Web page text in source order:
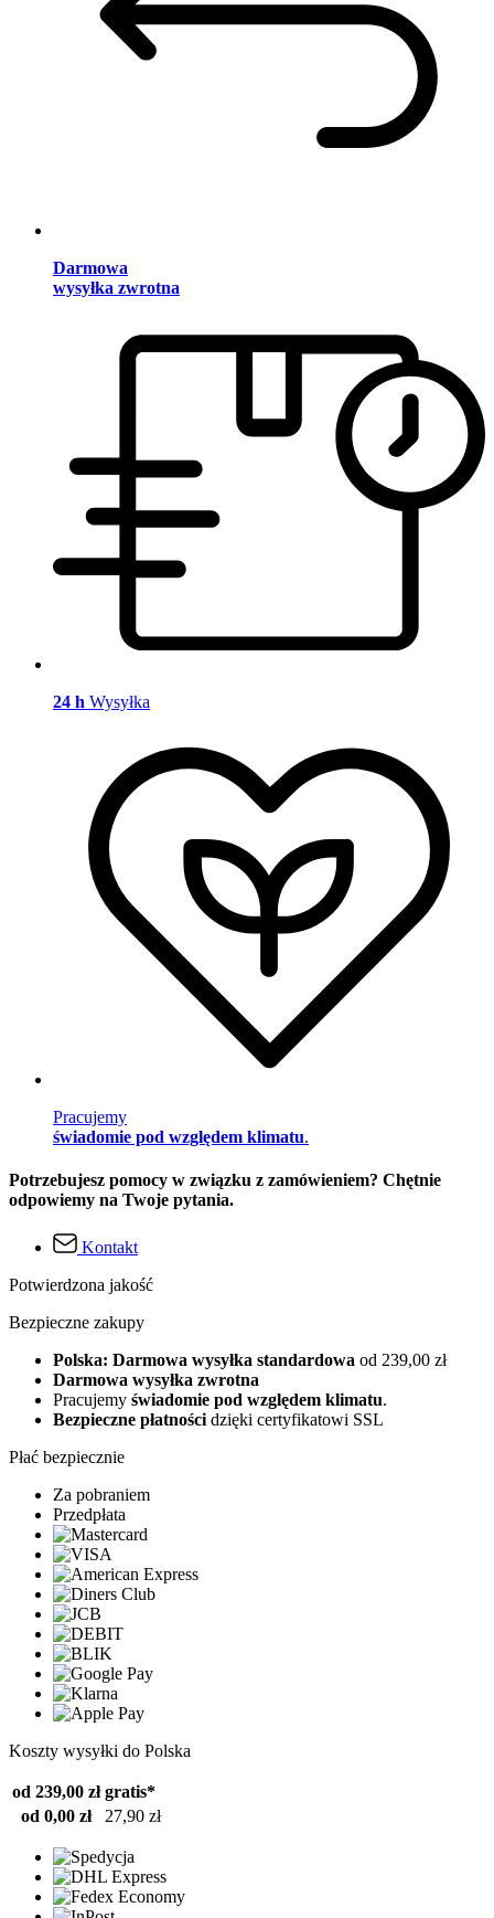
Darmowa
wysyłka zwrotna
24 h Wysyłka
Pracujemy
świadomie pod względem klimatu.
Potrzebujesz pomocy w związku z zamówieniem? Chętnie
odpowiemy na Twoje pytania.
Kontakt
Potwierdzona jakość
Bezpieczne zakupy
Polska: Darmowa wysyłka standardowa od 239,00 zł
Darmowa wysyłka zwrotna
Pracujemy świadomie pod względem klimatu.
Bezpieczne płatności dzięki certyfikatowi SSL
Płać bezpiecznie
Za pobraniem
Przedpłata
Koszty wysyłki do Polska
od 239,00 zł gratis*
od 0,00 zł
27,90 zł